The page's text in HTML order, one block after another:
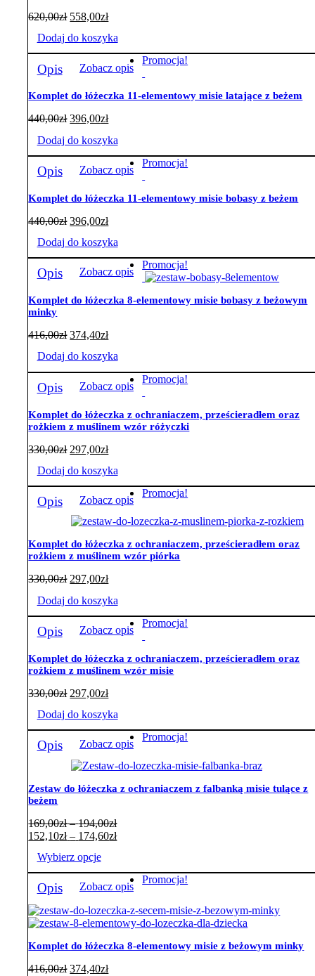
620,00zł 558,00zł
Dodaj do koszyka
Opis Zobacz opis
Promocja!
Komplet do łóżeczka 11-elementowy misie latające z beżem
440,00zł 396,00zł
Dodaj do koszyka
Opis Zobacz opis
Promocja!
Komplet do łóżeczka 11-elementowy misie bobasy z beżem
440,00zł 396,00zł
Dodaj do koszyka
Opis Zobacz opis
Promocja!
Komplet do łóżeczka 8-elementowy misie bobasy z beżowym
minky
416,00zł 374,40zł
Dodaj do koszyka
Opis Zobacz opis
Promocja!
Komplet do łóżeczka z ochraniaczem, prześcieradłem oraz
rożkiem z muślinem wzór różyczki
330,00zł 297,00zł
Dodaj do koszyka
Opis Zobacz opis
Promocja!
Komplet do łóżeczka z ochraniaczem, prześcieradłem oraz
rożkiem z muślinem wzór piórka
330,00zł 297,00zł
Dodaj do koszyka
Opis Zobacz opis
Promocja!
Komplet do łóżeczka z ochraniaczem, prześcieradłem oraz
rożkiem z muślinem wzór misie
330,00zł 297,00zł
Dodaj do koszyka
Opis Zobacz opis
Promocja!
Zestaw do łóżeczka z ochraniaczem z falbanką misie tulące z
beżem
169,00zł – 194,00złZakres
cen:
do
194,00zł
152,10zł – 174,60złZakres
152,10zł
do
Wybierz opcje
Ten
produkt
ma
wiele
wariantów.
Opcje
można
wybrać
Opis Zobacz opis
Promocja!
Komplet do łóżeczka 8-elementowy misie z beżowym minky
416,00zł 374,40zł